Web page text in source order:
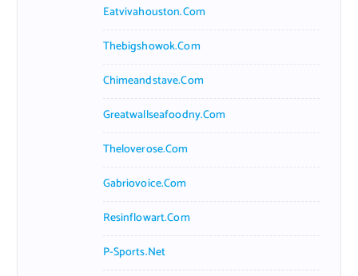
Eatvivahouston.com
Thebigshowok.com
Chimeandstave.com
Greatwallseafoodny.com
Theloverose.com
Gabriovoice.com
Resinflowart.com
P-Sports.net